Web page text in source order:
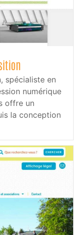
spécialiste en
numérique
offre un
la conception